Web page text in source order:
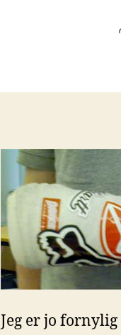
Jeg er jo